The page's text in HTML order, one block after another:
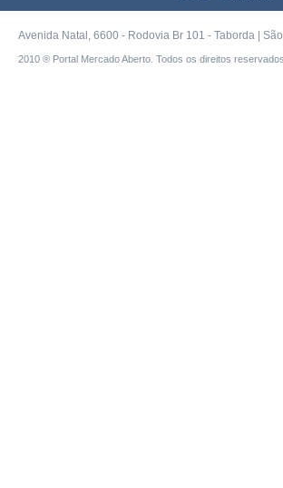
Avenida Natal, 6600 - Rodovia Br 101 - Taborda |
2010 ® Portal Mercado Aberto. Todos os direitos reservados.